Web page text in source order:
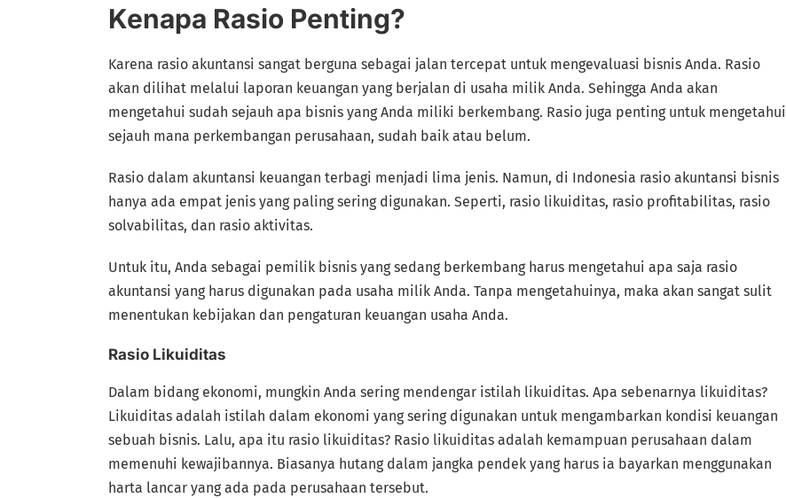
Kenapa Rasio Penting?
Karena rasio akuntansi sangat berguna sebagai jalan tercepat untuk mengevaluasi bisnis Anda. Rasio
akan dilihat melalui laporan keuangan yang berjalan di usaha milik Anda. Sehingga Anda akan
mengetahui sudah sejauh apa bisnis yang Anda miliki berkembang. Rasio juga penting untuk mengetahui
sejauh mana perkembangan perusahaan, sudah baik atau belum.
Rasio dalam akuntansi keuangan terbagi menjadi lima jenis. Namun, di Indonesia rasio akuntansi bisnis
hanya ada empat jenis yang paling sering digunakan. Seperti, rasio likuiditas, rasio profitabilitas, rasio
solvabilitas, dan rasio aktivitas.
Untuk itu, Anda sebagai pemilik bisnis yang sedang berkembang harus mengetahui apa saja rasio
akuntansi yang harus digunakan pada usaha milik Anda. Tanpa mengetahuinya, maka akan sangat sulit
menentukan kebijakan dan pengaturan keuangan usaha Anda.
Rasio Likuiditas
Dalam bidang ekonomi, mungkin Anda sering mendengar istilah likuiditas. Apa sebenarnya likuiditas?
Likuiditas adalah istilah dalam ekonomi yang sering digunakan untuk mengambarkan kondisi keuangan
sebuah bisnis. Lalu, apa itu rasio likuiditas? Rasio likuiditas adalah kemampuan perusahaan dalam
memenuhi kewajibannya. Biasanya hutang dalam jangka pendek yang harus ia bayarkan menggunakan
harta lancar yang ada pada perusahaan tersebut.